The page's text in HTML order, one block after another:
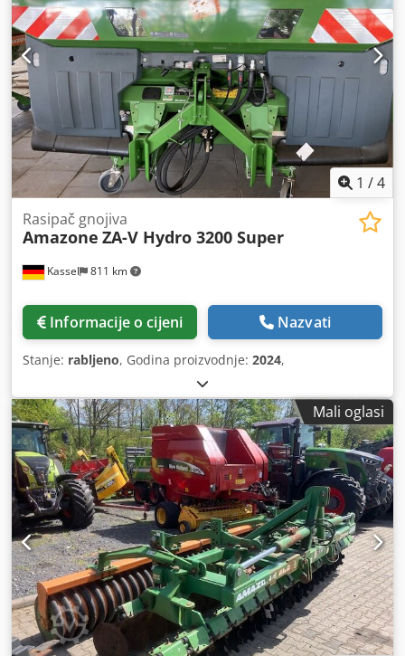
1 /4
Kassel 811 km
Rasipač gnojiva
Amazone ZA-V Hydro 3200 Super
Informacije o cijeni Nazvati
Stanje: rabljeno, Godina proizvodnje: 2024,
Mali oglasi